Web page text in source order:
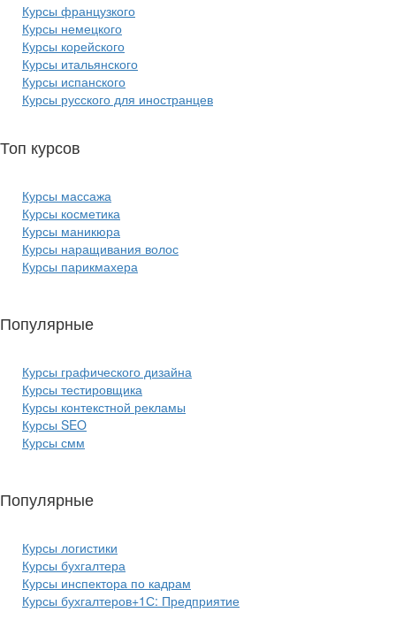
Курсы французкого
Курсы немецкого
Курсы корейского
Курсы итальянского
Курсы испанского
Курсы русского для иностранцев
Топ курсов
Курсы массажа
Курсы косметика
Курсы маникюра
Курсы наращивания волос
Курсы парикмахера
Популярные
Курсы графического дизайна
Курсы тестировщика
Курсы контекстной рекламы
Курсы SEO
Курсы смм
Популярные
Курсы логистики
Курсы бухгалтера
Курсы инспектора по кадрам
Курсы бухгалтеров+1С: Предприятие